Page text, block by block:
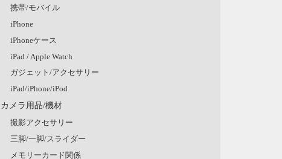
携帯/モバイル
iPhone
iPhoneケース
iPad / Apple Watch
ガジェット/アクセサリー
iPad/iPhone/iPod
カメラ用品/機材
撮影アクセサリー
三脚/一脚/スライダー
メモリーカード関係